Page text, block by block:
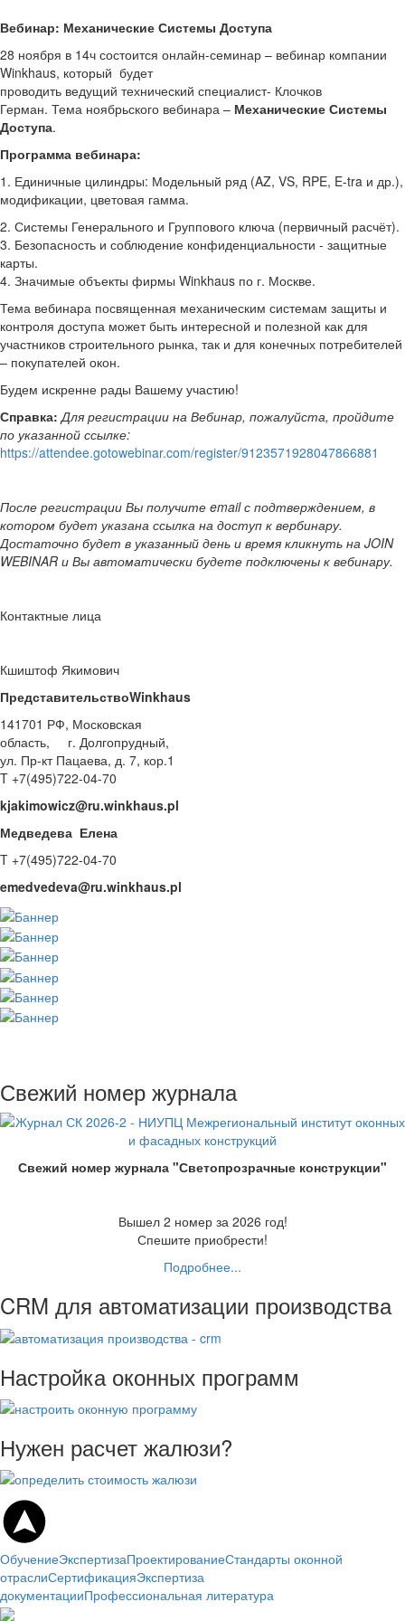
Вебинар: Механические Системы Доступа
28 ноября в 14ч состоится онлайн-семинар – вебинар компании
Winkhaus, который будет
проводить ведущий технический специалист- Клочков
Герман. Тема ноябрьского вебинара – Механические Системы
Доступа.
Программа вебинара:
1. Единичные цилиндры: Модельный ряд (AZ, VS, RPE, E-tra и др.),
модификации, цветовая гамма.
2. Системы Генерального и Группового ключа (первичный расчёт).
3. Безопасность и соблюдение конфиденциальности - защитные
карты.
4. Значимые объекты фирмы Winkhaus по г. Москве.
Тема вебинара посвященная механическим системам защиты и
контроля доступа может быть интересной и полезной как для
участников строительного рынка, так и для конечных потребителей
– покупателей окон.
Будем искренне рады Вашему участию!
Справка: Для регистрации на Вебинар, пожалуйста, пройдите
по указанной ссылке:
https://attendee.gotowebinar.com/register/9123571928047866881
После регистрации Вы получите email с подтверждением, в
котором будет указана ссылка на доступ к вербинару.
Достаточно будет в указанный день и время кликнуть на JOIN
WEBINAR и Вы автоматически будете подключены к вебинару.
Контактные лица
Кшиштоф Якимович
ПредставительствоWinkhaus
141701 РФ, Московская
область, г. Долгопрудный,
ул. Пр-кт Пацаева, д. 7, кор.1
T +7(495)722-04-70
kjakimowicz@ru.winkhaus.pl
Медведева Елена
T +7(495)722-04-70
emedvedeva@ru.winkhaus.pl
Свежий номер журнала
Свежий номер журнала "Светопрозрачные конструкции"
Вышел 2 номер за 2026 год!
Спешите приобрести!
Подробнее...
CRM для автоматизации производства
Настройка оконных программ
Нужен расчет жалюзи?
ОбучениеЭкспертизаПроектированиеСтандарты оконной
отраслиСертификацияЭкспертиза
документацииПрофессиональная литература